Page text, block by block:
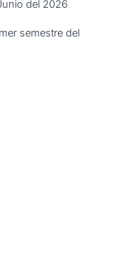
del 2026
semestre del